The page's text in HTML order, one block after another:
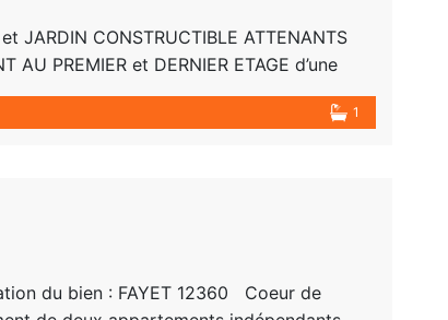
JARDIN CONSTRUCTIBLE ATTENANTS
PREMIER et DERNIER ETAGE d’une
pour une opportunité d’investissement
1
du bien : FAYET 12360 Coeur de